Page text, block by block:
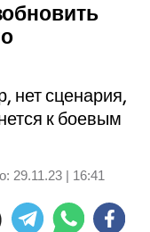
нет сценария,
к боевым
29.11.23 | 16:41